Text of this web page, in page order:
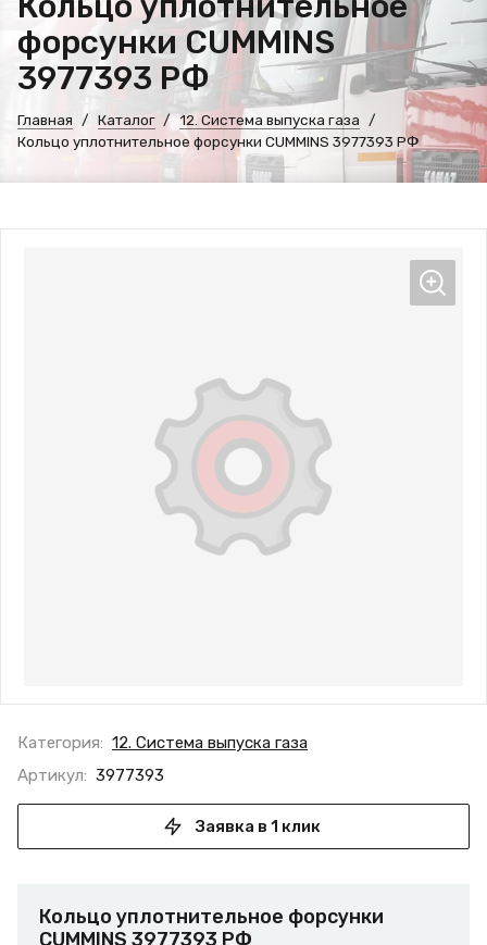
форсунки CUMMINS
3977393 РФ
Главная Каталог
12. Система выпуска газа
Кольцо уплотнительное форсунки CUMMINS 3977393 РФ
Категория: 12. Система выпуска газа
Артикул: 3977393
Заявка в 1 клик
Кольцо уплотнительное форсунки
CUMMINS 3977393 РФ